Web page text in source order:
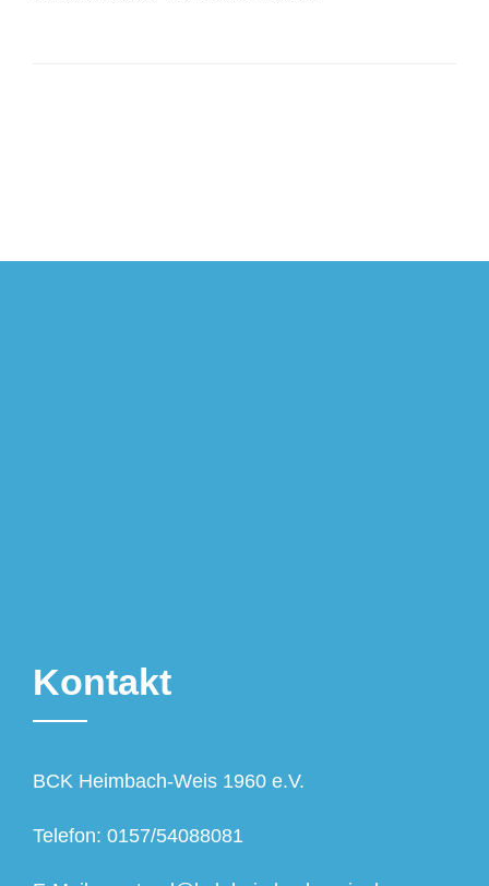
Kontakt
BCK Heimbach-Weis 1960 e.V.
Telefon: 0157/54088081